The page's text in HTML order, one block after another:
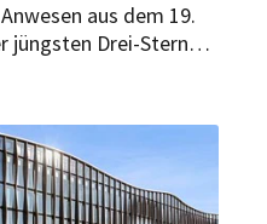
aus dem 19.
jüngsten Drei-Sterne-
Bages seine
die